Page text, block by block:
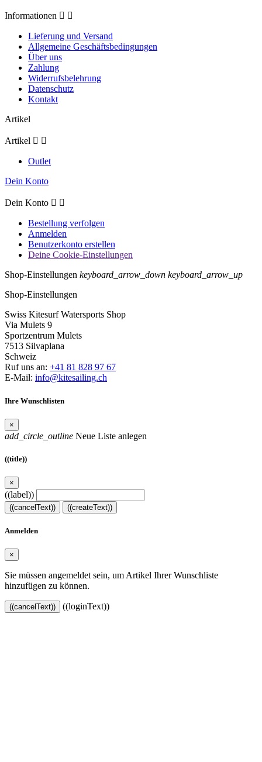
Informationen  
Lieferung und Versand
Allgemeine Geschäftsbedingungen
Über uns
Zahlung
Widerrufsbelehrung
Datenschutz
Kontakt
Artikel
Artikel  
Outlet
Dein Konto
Dein Konto  
Bestellung verfolgen
Anmelden
Benutzerkonto erstellen
Deine Cookie-Einstellungen
Shop-Einstellungen keyboard_arrow_down keyboard_arrow_up
Shop-Einstellungen
Swiss Kitesurf Watersports Shop
Via Mulets 9
Sportzentrum Mulets
7513 Silvaplana
Schweiz
Ruf uns an: +41 81 828 97 67
E-Mail: info@kitesailing.ch
Ihre Wunschlisten
×
add_circle_outline Neue Liste anlegen
((title))
×
((label))
((cancelText)) ((createText))
Anmelden
×
Sie müssen angemeldet sein, um Artikel Ihrer Wunschliste
hinzufügen zu können.
((cancelText)) ((loginText))